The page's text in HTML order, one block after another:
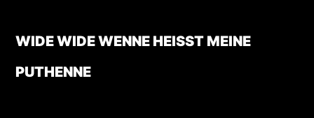
WIDE WIDE WENNE HEISST MEINE
PUTHENNE